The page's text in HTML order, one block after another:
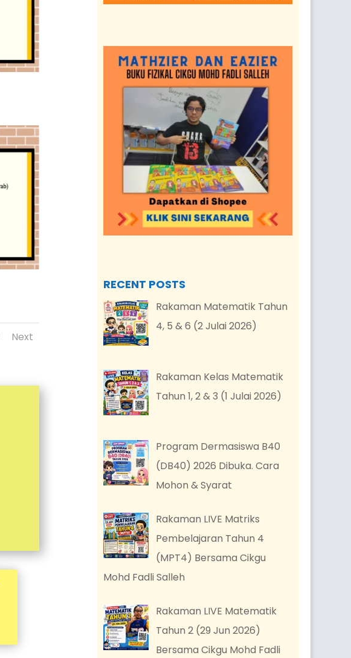
Next
RECENT POSTS
Rakaman Matematik Tahun
4, 5 & 6 (2 Julai 2026)
Rakaman Kelas Matematik
Tahun 1, 2 & 3 (1 Julai 2026)
Program Dermasiswa B40
(DB40) 2026 Dibuka. Cara
Mohon & Syarat
Rakaman LIVE Matriks
Pembelajaran Tahun 4
(MPT4) Bersama Cikgu
Mohd Fadli Salleh
Rakaman LIVE Matematik
Tahun 2 (29 Jun 2026)
Bersama Cikgu Mohd Fadli